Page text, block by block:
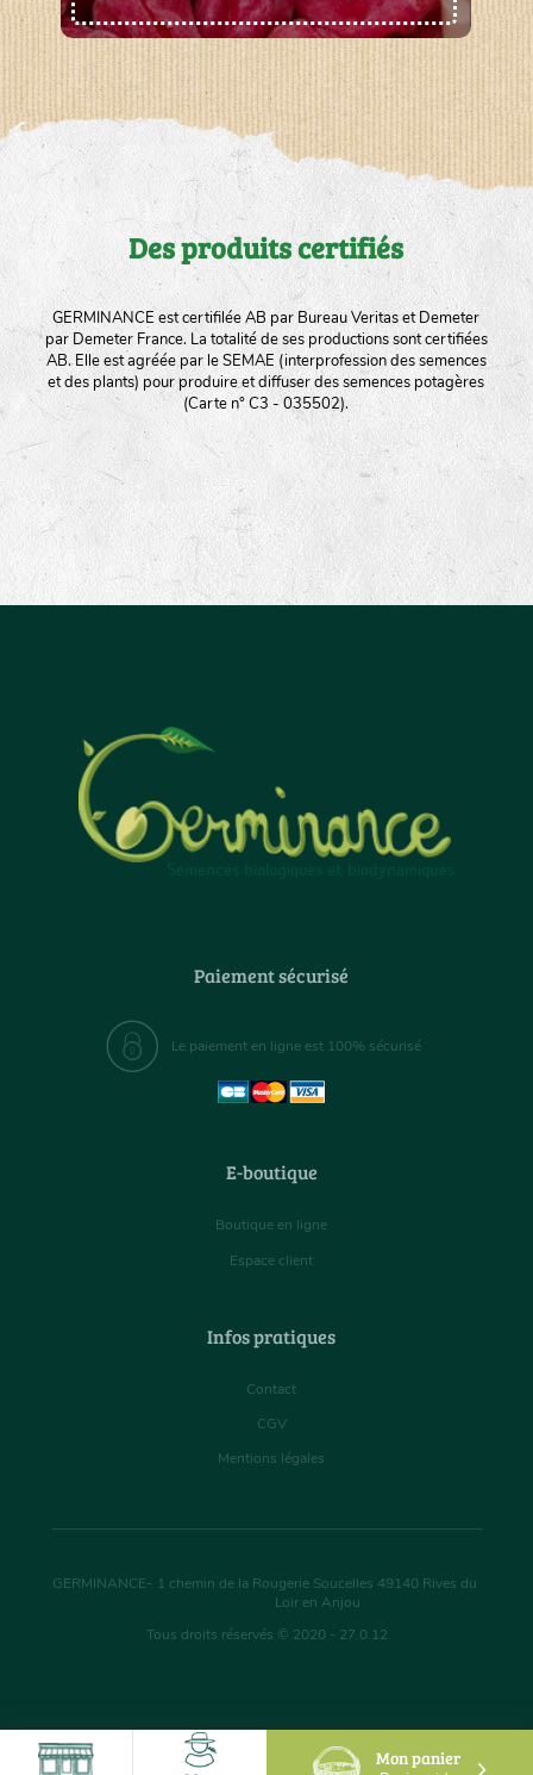
Mon panier
Des produits certifiés
GERMINANCE est certifilée AB par Bureau Veritas et Demeter
par Demeter France. La totalité de ses productions sont certifiées
AB. Elle est agréée par le SEMAE (interprofession des semences
et des plants) pour produire et diffuser des semences potagères
(Carte n° C3 - 035502).
Paiement sécurisé
Le paiement en ligne est 100% sécurisé
E-boutique
Boutique en ligne
Espace client
Infos pratiques
Contact
CGV
Mentions légales
GERMINANCE- 1 chemin de la Rougerie Soucelles 49140 Rives du
Loir en Anjou
Tous droits réservés © 2020 - 27.0.12